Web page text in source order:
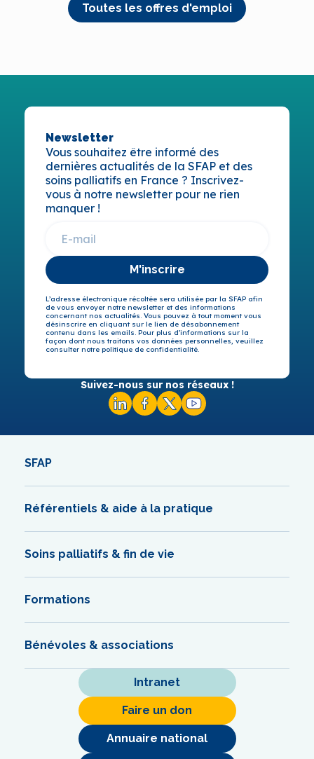
Toutes les offres d'emploi
Newsletter
Vous souhaitez être informé des
dernières actualités de la SFAP et des
soins palliatifs en France ? Inscrivez-
vous à notre newsletter pour ne rien
manquer !
M'inscrire
L’adresse électronique récoltée sera utilisée par la SFAP afin
de vous envoyer notre newsletter et des informations
concernant nos actualités. Vous pouvez à tout moment vous
désinscrire en cliquant sur le lien de désabonnement
contenu dans les emails. Pour plus d’informations sur la
façon dont nous traitons vos données personnelles, veuillez
consulter notre politique de confidentialité.
Suivez-nous sur nos réseaux !
SFAP
Référentiels & aide à la pratique
Soins palliatifs & fin de vie
Formations
Bénévoles & associations
Intranet
Faire un don
Annuaire national